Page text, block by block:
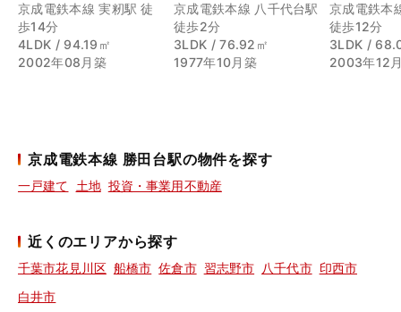
京成電鉄本線 実籾駅 徒
歩14分
4LDK / 94.19㎡
2002年08月築
京成電鉄本線 八千代台駅
徒歩2分
3LDK / 76.92㎡
1977年10月築
京成電鉄本
徒歩12分
3LDK /
2003年12
京成電鉄本線 勝田台駅の物件を探す
一戸建て 土地 投資・事業用不動産
近くのエリアから探す
千葉市花見川区 船橋市 佐倉市 習志野市 八千代市 印西市
白井市